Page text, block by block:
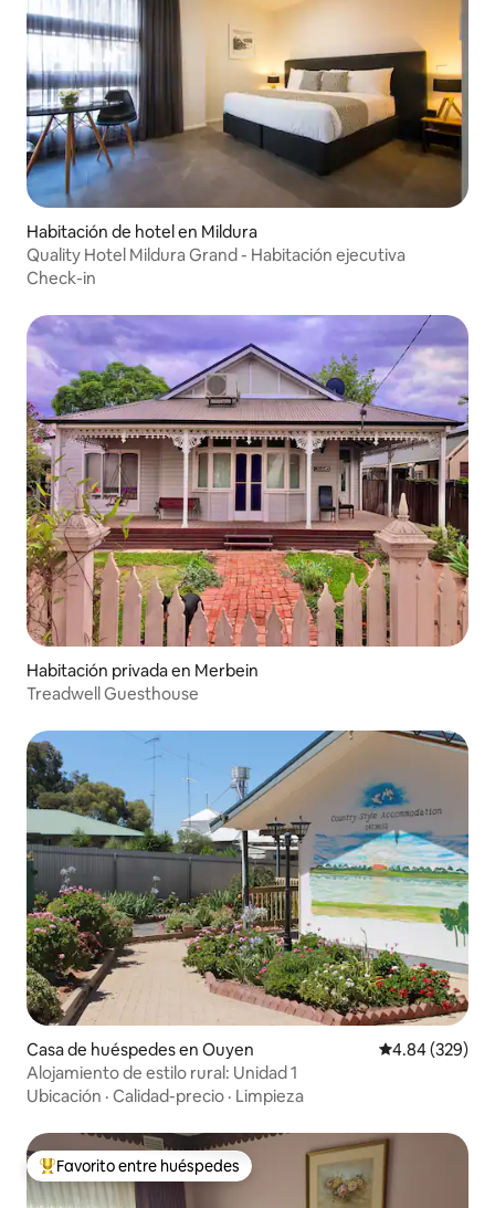
Habitación de hotel en Mildura
Quality Hotel Mildura Grand - Habitación ejecutiva
Check-in
Habitación privada en Merbein
Treadwell Guesthouse
Casa de huéspedes en Ouyen Calificación
4.84 (329)
Alojamiento de estilo rural: Unidad 1
Ubicación · Calidad-precio · Limpieza
Favorito entre huéspedes preferido
Favorito entre huéspedes